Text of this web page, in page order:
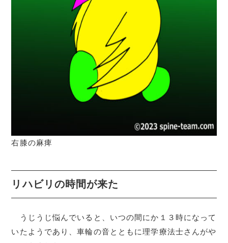
右膝の麻痺
リハビリの時間が来た
うじうじ悩んでいると、いつの間にか１３時になって
いたようであり、車輪の音とともに理学療法士さんがや